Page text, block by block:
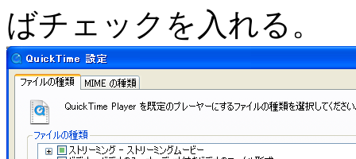
ばチェックを入れる。